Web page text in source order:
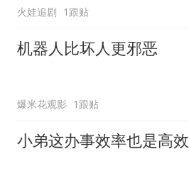
火娃追剧 1跟贴
机器人比坏人更邪恶
爆米花观影 1跟贴
小弟这办事效率也是高效